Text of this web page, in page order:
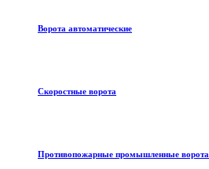
Ворота автоматические
Скоростные ворота
Противопожарные промышленные ворота